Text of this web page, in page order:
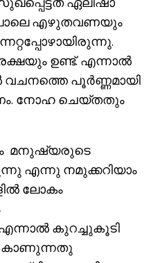
എഴുതവണയും
ഉണ്ട്. എന്നാൽ
വചനത്തെ പൂർണ്ണമായി
നോഹ ചെയ്തതും
മനുഷ്യരുടെ
എന്നു നമുക്കറിയാം
ലോകം
കുറച്ചുകൂടി
കാണുന്നതു